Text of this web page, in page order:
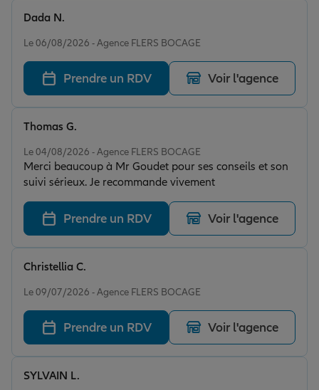
Retraite
Tous nos devis d'assurance
Le 06/08/2026 - Agence FLERS BOCAGE
Dada N.
Prendre un RDV Voir l'agence
Le 04/08/2026 - Agence FLERS BOCAGE
Merci beaucoup à Mr Goudet pour ses conseils et son
suivi sérieux. Je recommande vivement
Thomas G.
Prendre un RDV Voir l'agence
Le 09/07/2026 - Agence FLERS BOCAGE
Christellia C.
Prendre un RDV Voir l'agence
SYLVAIN L.